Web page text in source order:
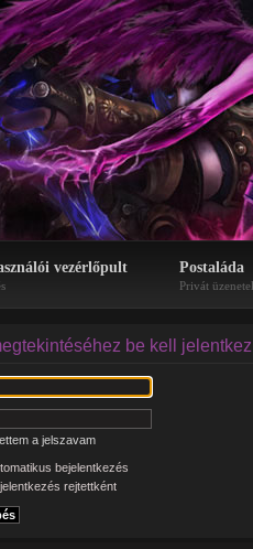
vezérlőpult Postaláda
Privát
be kell
a jelszavam
bejelentkezés
rejtettként